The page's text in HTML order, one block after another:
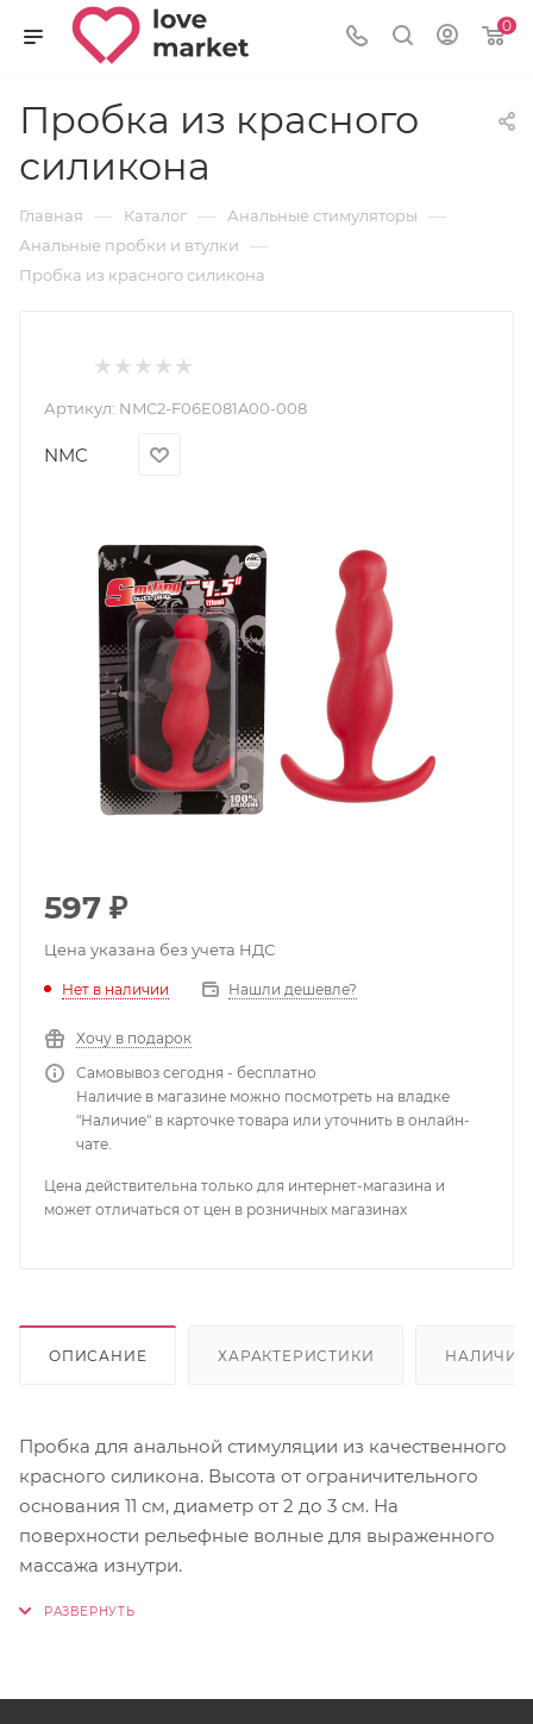
0
Пробка из красного
силикона
Главная — Каталог — Анальные стимуляторы —
Анальные пробки и втулки —
Пробка из красного силикона
Артикул: NMC2-F06E081A00-008
NMC
597 ₽
Цена указана без учета НДС
Нет в наличии Нашли дешевле?
Хочу в подарок
Самовывоз сегодня - бесплатно
Наличие в магазине можно посмотреть на владке
"Наличие" в карточке товара или уточнить в онлайн-
чате.
Цена действительна только для интернет-магазина и
может отличаться от цен в розничных магазинах
ОПИСАНИЕ ХАРАКТЕРИСТИКИ НАЛИЧИЕ
Пробка для анальной стимуляции из качественного
красного силикона. Высота от ограничительного
основания 11 см, диаметр от 2 до 3 см. На
поверхности рельефные волные для выраженного
массажа изнутри.